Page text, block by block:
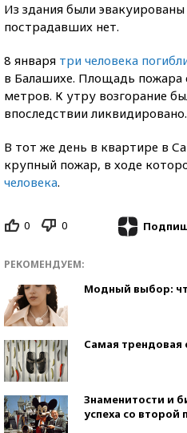
Из здания были эвакуированы
пострадавших нет.
8 января три человека
в Балашихе. Площадь пожара
метров. К утру возгорание
впоследствии ликвидировано.
В тот же день в квартире в
крупный пожар, в ходе
человека.
0 0
РЕКОМЕНДУЕМ:
Модный выбор:
Самая трендовая
Знаменитости и
успеха со второй